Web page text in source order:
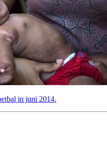
in juni 2014.